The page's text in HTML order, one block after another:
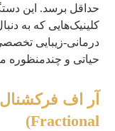
حداقل برسد. این
کلینیک‌هایی که به
درمانی-زیبایی
حیاتی و
Fractional)